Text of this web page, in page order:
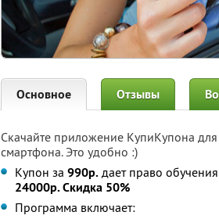
Основное Отзывы
Скачайте приложение КупиКупона для
смартфона. Это удобно :)
Купон за 990р. дает право
24000р. Скидка 50%
Программа включает: